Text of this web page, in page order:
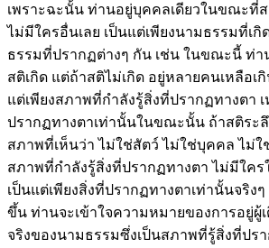
เพราะฉะนั้น ท่านอยู่บุคคลเดียวในขณะที่
ไม่มีใครอื่นเลย เป็นแต่เพียงนามธรรมที่เ
ธรรมที่ปรากฏต่างๆ กัน เช่น ในขณะนี้ ท่า
สติเกิด แต่ถ้าสติไม่เกิด อยู่หลายคนเหลือเ
แต่เพียงสภาพที่กำลังรู้สิ่งที่ปรากฏทางตา
ปรากฏทางตาเท่านั้นในขณะนั้น ถ้าสติระ
สภาพที่เห็นว่า ไม่ใช่สัตว์ ไม่ใช่บุคคล ไม่ใ
สภาพที่กำลังรู้สิ่งที่ปรากฏทางตา ไม่มีใค
เป็นแต่เพียงสิ่งที่ปรากฏทางตาเท่านั้นจริง
ขึ้น ท่านจะเข้าใจความหมายของการอยู่ผู้
จริงของนามธรรมซึ่งเป็นสภาพที่รู้สิ่งที่ปร